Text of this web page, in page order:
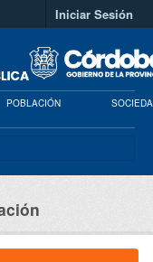
Iniciar Sesión
POBLACIÓN